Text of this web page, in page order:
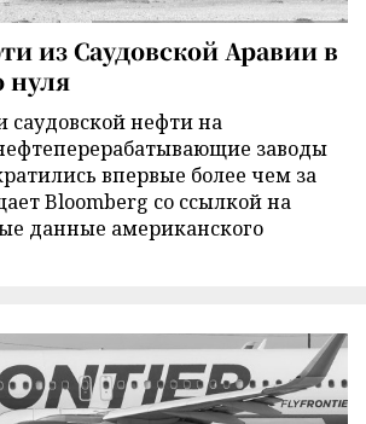
из Саудовской Аравии в
нуля
саудовской нефти на
заводы
впервые более чем за
Bloomberg со ссылкой на
данные американского